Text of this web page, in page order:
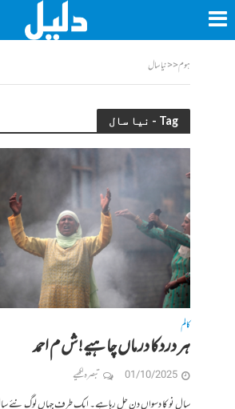
ہوم<<نیا سال
Tag - نیا سال
کالم
ہر دردکا درماں چاہیے! ش م احمد
01/10/2025 تبصرہ لکھیے